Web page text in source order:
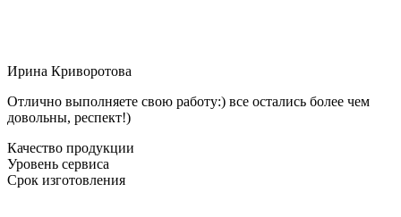
Ирина Криворотова
Отлично выполняете свою работу:) все остались более чем
довольны, респект!)
Качество продукции
Уровень сервиса
Срок изготовления